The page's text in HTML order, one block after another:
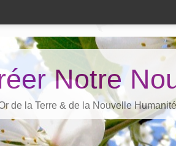
Notre
de la Terre & de la Nouvelle Humanité